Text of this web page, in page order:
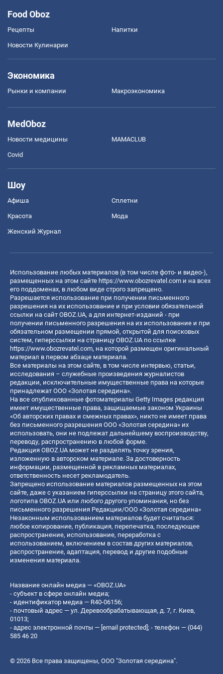
Food Oboz
Рецепты Напитки
Новости Кулинарии
Экономика
Рынки и компании Mакроэкономика
MedOboz
Новости медицины MAMACLUB
Covid
Шоу
Афиша Сплетни
Красота Мода
Женский Журнал
Использование любых материалов (в том числе фото- и видео-),
размещенных на этом сайте https://www.obozrevatel.com и на всех
его поддоменах, в любом виде строго запрещено.
Разрешается использование при получении письменного
разрешения на их использование и при условии обязательной
ссылки на сайт OBOZ.UA, а для интернет-изданий - при
получении письменного разрешения на их использование и при
обязательном размещении прямой, открытой для поисковых
систем, гиперссылки на страницу OBOZ.UA по ссылке
https://www.obozrevatel.com, на которой размещен оригинальный
материал в первом абзаце материала.
Все материалы на этом сайте, в том числе интервью, статьи,
исследования – служебные произведения журналистов
редакции, исключительные имущественные права на которые
принадлежат ООО «Золотая середина».
На все опубликованные фотоматериалы Getty Images редакция
имеет имущественные права, защищаемые законом Украины
«Об авторских правах и смежных правах», никто не имеет права
без письменного разрешения ООО «Золотая середина» их
использовать, они не подлежат дальнейшему воспроизводству,
переводу, распространению в любой форме.
Редакция OBOZ.UA может не разделять точку зрения,
изложенную в авторском материале. За достоверность
информации, размещенной в рекламных материалах,
ответственность несет рекламодатель.
Запрещено использование материалов размещенных на этом
сайте, даже с указанием гиперссылки на страницу этого сайта,
логотипа OBOZ.UA или любого другого упоминания, но без
письменного разрешения Редакции/ООО «Золотая середина»
Незаконным использованием материалов будет считаться:
любое копирование, публикация, перепечатка, последующее
распространение, использование, переработка с
использованием, включением в состав других материалов,
распространение, адаптация, перевод и другие подобные
изменения материала.
Название онлайн медиа — «OBOZ.UA»
- субъект в сфере онлайн медиа;
- идентификатор медиа — R40-06156;
- почтовый адрес — ул. Деревообрабатывающая, д. 7, г. Киев,
01013;
- адрес электронной почты — [email protected]; - телефон — (044)
585 46 20
© 2026 Все права защищены, ООО "Золотая середина".